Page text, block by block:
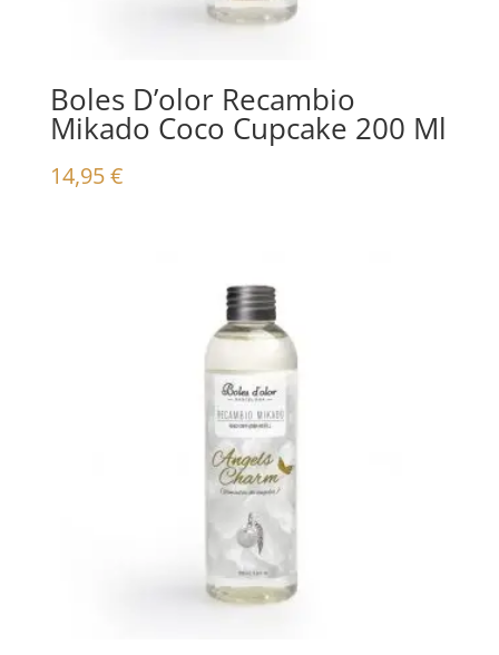
Boles D’olor Recambio
Mikado Coco Cupcake 200 Ml
14,95€